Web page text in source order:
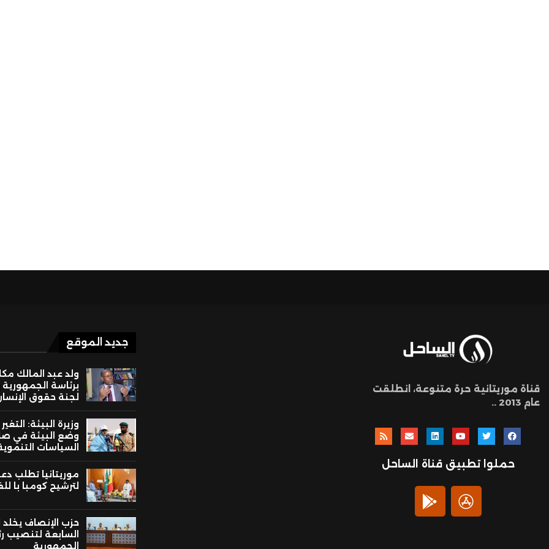
قناة موريتانية حرة متنوعة، انطلقت
عام 2013 ..
حملوا تطبيق قناة الساحل
جديد الموقع
ولد عبد المالك
برئاسة
لجنة حقوق
وزيرة البيئة:
وضع البيئة في
السياسات
موريتانيا تطلب
لترشيح كومبا با
حزب الإنصاف يخلد
السابعة لتنصيب
الجمهورية